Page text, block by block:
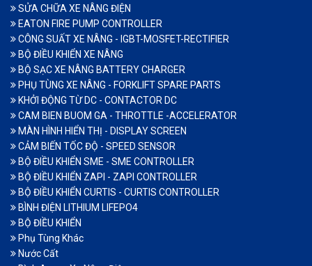
SỬA CHỮA XE NÂNG ĐIỆN
EATON FIRE PUMP CONTROLLER
CÔNG SUẤT XE NÂNG - IGBT-MOSFET-RECTIFIER
BỘ ĐIỀU KHIỂN XE NÂNG
BỘ SẠC XE NÂNG BATTERY CHARGER
PHỤ TÙNG XE NÂNG - FORKLIFT SPARE PARTS
KHỞI ĐỘNG TỪ DC - CONTACTOR DC
CAM BIEN BUOM GA - THROTTLE -ACCELERATOR
MÀN HÌNH HIỂN THỊ - DISPLAY SCREEN
CẢM BIẾN TỐC ĐỘ - SPEED SENSOR
BỘ ĐIỀU KHIỂN SME - SME CONTROLLER
BỘ ĐIỀU KHIỂN ZAPI - ZAPI CONTROLLER
BỘ ĐIỀU KHIỂN CURTIS - CURTIS CONTROLLER
BÌNH ĐIỆN LITHIUM LIFEPO4
BỘ ĐIỀU KHIỂN
Phụ Tùng Khác
Nước Cất